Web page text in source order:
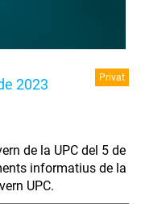
2023 Privat
de la UPC del 5 de
informatius de la
UPC.